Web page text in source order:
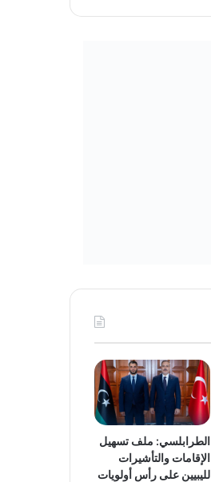
الطرابلسي: ملف تسهيل
الإقامات والتأشيرات
لليبيين على رأس أولويات